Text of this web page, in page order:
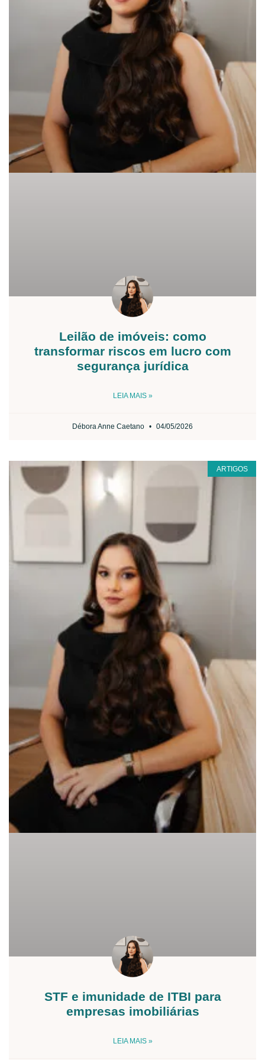
Leilão de imóveis: como
transformar riscos em lucro com
segurança jurídica
LEIA MAIS »
Débora Anne Caetano 04/05/2026
ARTIGOS
STF e imunidade de ITBI para
empresas imobiliárias
LEIA MAIS »